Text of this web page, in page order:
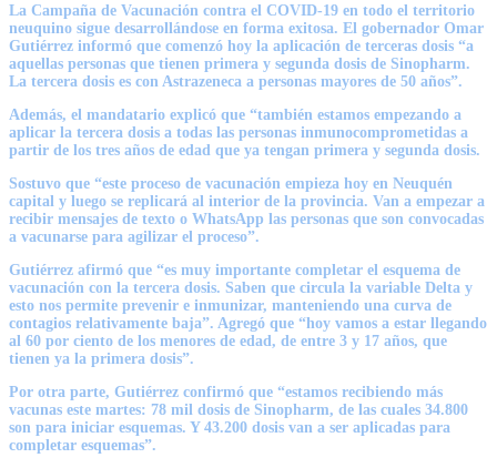
La Campaña de Vacunación contra el COVID-19 en todo el territorio
neuquino sigue desarrollándose en forma exitosa. El gobernador Omar
Gutiérrez informó que comenzó hoy la aplicación de terceras dosis “a
aquellas personas que tienen primera y segunda dosis de Sinopharm.
La tercera dosis es con Astrazeneca a personas mayores de 50 años”.
Además, el mandatario explicó que “también estamos empezando a
aplicar la tercera dosis a todas las personas inmunocomprometidas a
partir de los tres años de edad que ya tengan primera y segunda dosis.
Sostuvo que “este proceso de vacunación empieza hoy en Neuquén
capital y luego se replicará al interior de la provincia. Van a empezar a
recibir mensajes de texto o WhatsApp las personas que son convocadas
a vacunarse para agilizar el proceso”.
Gutiérrez afirmó que “es muy importante completar el esquema de
vacunación con la tercera dosis. Saben que circula la variable Delta y
esto nos permite prevenir e inmunizar, manteniendo una curva de
contagios relativamente baja”. Agregó que “hoy vamos a estar llegando
al 60 por ciento de los menores de edad, de entre 3 y 17 años, que
tienen ya la primera dosis”.
Por otra parte, Gutiérrez confirmó que “estamos recibiendo más
vacunas este martes: 78 mil dosis de Sinopharm, de las cuales 34.800
son para iniciar esquemas. Y 43.200 dosis van a ser aplicadas para
completar esquemas”.